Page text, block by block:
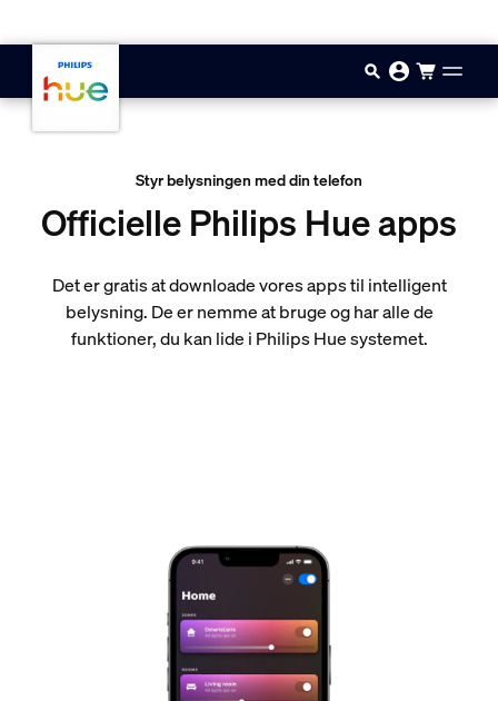
Styr belysningen med din telefon
Officielle Philips Hue apps
Det er gratis at downloade vores apps til intelligent
belysning. De er nemme at bruge og har alle de
funktioner, du kan lide i Philips Hue systemet.